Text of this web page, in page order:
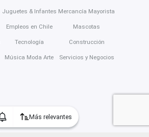
Más relevantes
Juguetes & Infantes
Empleos en Chile
Tecnología
Música Moda Arte
Mercancía Mayorista
Mascotas
Construcción
Servicios y Negocios